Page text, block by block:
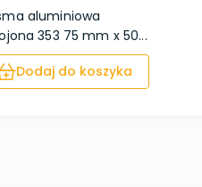
aluminiowa
353 75 mm x 50...
Dodaj do koszyka